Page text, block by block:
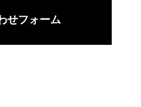
せフォーム